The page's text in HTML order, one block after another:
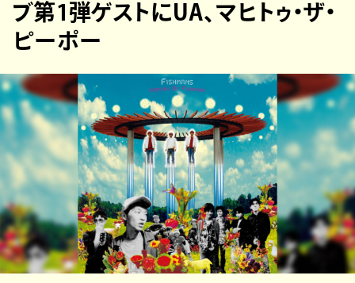
ブ第1弾ゲストにUA、マヒトゥ・ザ・
ピーポー